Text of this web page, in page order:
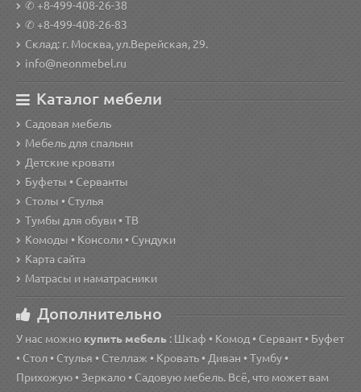
✆ +8-499-408-26-38
✆ +8-499-408-26-83
Склад: г. Москва, ул.Верейская, 29.
info@neonmebel.ru
Каталог мебели
Садовая мебель
Мебель для спальни
Детские кровати
Буфеты • Серванты
Столы • Стулья
Тумбы для обуви • ТВ
Комоды • Консоли • Сундуки
Карта сайта
Матрасы и наматрасники
Дополнительно
У нас можно купить мебель : Шкаф • Комод • Сервант • Буфет
• Стол • Стулья • Стеллаж • Кровать • Диван • Тумбу •
Прихожую • Зеркало • Садовую мебель. Всё, что может вам